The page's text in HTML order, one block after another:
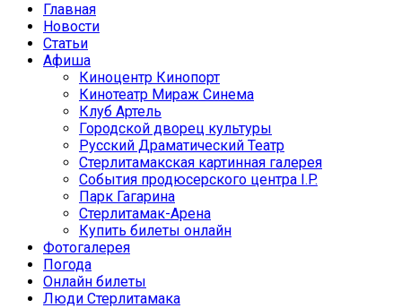
Главная
Новости
Статьи
Афиша
Киноцентр Кинопорт
Кинотеатр Мираж Синема
Клуб Артель
Городской дворец культуры
Русский Драматический Театр
Стерлитамакская картинная галерея
События продюсерского центра I.P.
Парк Гагарина
Стерлитамак-Арена
Купить билеты онлайн
Фотогалерея
Погода
Онлайн билеты
Люди Стерлитамака